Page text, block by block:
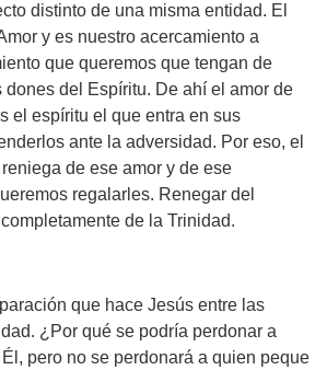
distinto de una misma entidad. El
y es nuestro acercamiento a
que queremos que tengan de
dones del Espíritu. De ahí el amor de
el espíritu el que entra en sus
ante la adversidad. Por eso, el
de ese amor y de ese
regalarles. Renegar del
de la Trinidad.
que hace Jesús entre las
¿Por qué se podría perdonar a
pero no se perdonará a quien peque